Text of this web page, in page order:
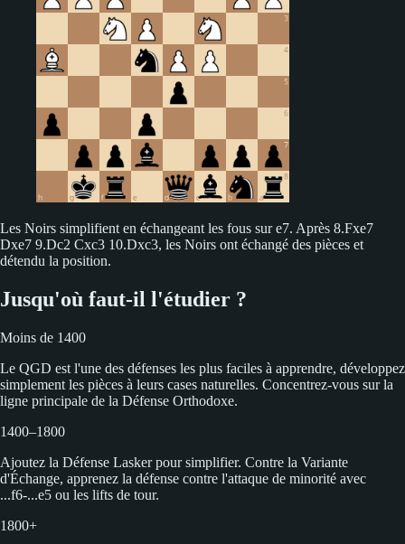
Les Noirs simplifient en échangeant les fous sur e7. Après 8.Fxe7
Dxe7 9.Dc2 Cxc3 10.Dxc3, les Noirs ont échangé des pièces et
détendu la position.
Jusqu'où faut-il l'étudier ?
Moins de 1400
Le QGD est l'une des défenses les plus faciles à apprendre, développez
simplement les pièces à leurs cases naturelles. Concentrez-vous sur la
ligne principale de la Défense Orthodoxe.
1400–1800
Ajoutez la Défense Lasker pour simplifier. Contre la Variante
d'Échange, apprenez la défense contre l'attaque de minorité avec
...f6-...e5 ou les lifts de tour.
1800+